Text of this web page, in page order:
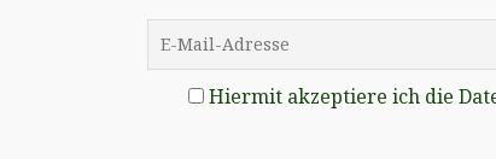
Hiermit akzeptiere ich die